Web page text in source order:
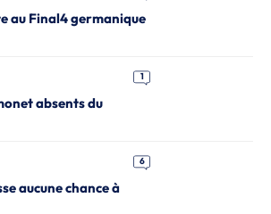
au Final4 germanique
1
absents du
6
aucune chance à